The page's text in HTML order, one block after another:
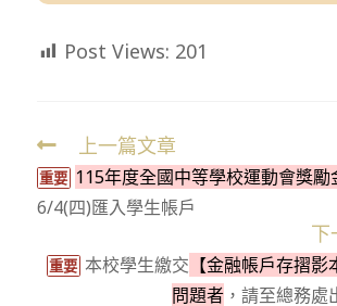
Post Views: 201
Read
more
articles
上一篇文章
重要 115年度全國中等學校運動會獎勵
6/4(四)匯入學生帳戶
下
重要 本校學生繳交 【金融帳戶存摺
問題者 ，請至總務